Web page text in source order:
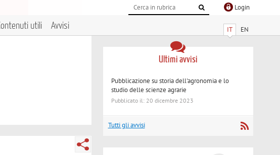
Login
IT EN
utili Avvisi
Ultimi avvisi
Pubblicazione su storia dell'agronomia e lo
studio delle scienze agrarie
Pubblicato il: 20 dicembre 2023
Tutti gli avvisi